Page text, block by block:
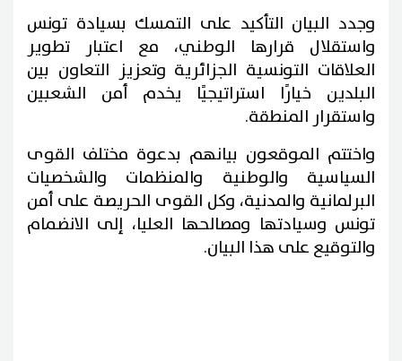
وجدد البيان التأكيد على التمسك بسيادة تونس
واستقلال قرارها الوطني، مع اعتبار تطوير
العلاقات التونسية الجزائرية وتعزيز التعاون بين
البلدين خيارًا استراتيجيًا يخدم أمن الشعبين
واستقرار المنطقة.
واختتم الموقعون بيانهم بدعوة مختلف القوى
السياسية والوطنية والمنظمات والشخصيات
البرلمانية والمدنية، وكل القوى الحريصة على أمن
تونس وسيادتها ومصالحها العليا، إلى الانضمام
والتوقيع على هذا البيان.